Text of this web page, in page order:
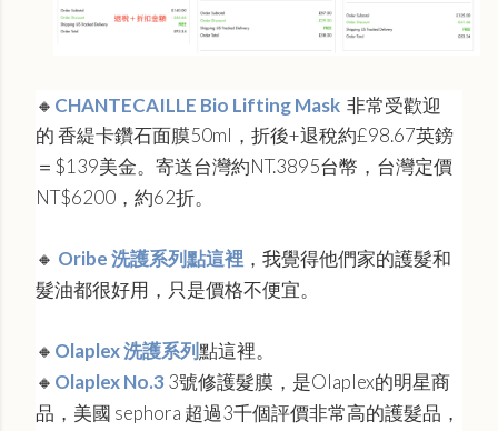
🔸 CHANTECAILLE Bio Lifting Mask 非常受歡迎
的香緹卡鑽石面膜50ml，折後+退稅約£98.67英鎊
＝$139美金。寄送台灣約NT.3895台幣，台灣定價
NT$6200，約62折。
🔸 Oribe 洗護系列點這裡 ，我覺得他們家的護髮和
髮油都很好用，只是價格不便宜。
🔸 Olaplex 洗護系列點這裡。
🔸 Olaplex No.3 3號修護髮膜，是Olaplex的明星商
品，美國 sephora 超過3千個評價非常高的護髮品，